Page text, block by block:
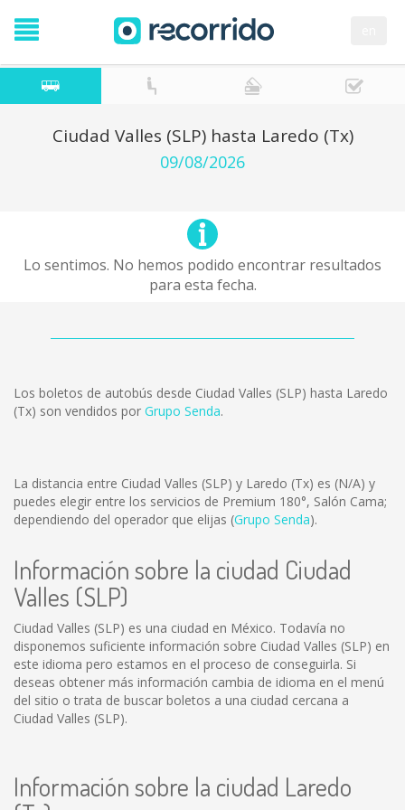
Ciudad Valles (SLP) hasta Laredo (Tx)
09/08/2026
Lo sentimos. No hemos podido encontrar resultados
para esta fecha.
Los boletos de autobús desde Ciudad Valles (SLP) hasta Laredo
(Tx) son vendidos por Grupo Senda.
La distancia entre Ciudad Valles (SLP) y Laredo (Tx) es (N/A) y
puedes elegir entre los servicios de Premium 180°, Salón Cama;
dependiendo del operador que elijas (Grupo Senda).
Información sobre la ciudad Ciudad
Valles (SLP)
Ciudad Valles (SLP) es una ciudad en México. Todavía no
disponemos suficiente información sobre Ciudad Valles (SLP) en
este idioma pero estamos en el proceso de conseguirla. Si
deseas obtener más información cambia de idioma en el menú
del sitio o trata de buscar boletos a una ciudad cercana a
Ciudad Valles (SLP).
Información sobre la ciudad Laredo